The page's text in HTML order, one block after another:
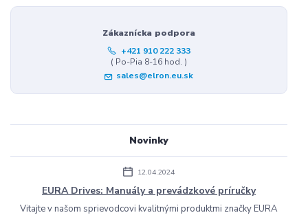
Zákaznícka podpora
+421 910 222 333
( Po-Pia 8-16 hod. )
sales@elron.eu.sk
Novinky
12.04.2024
EURA Drives: Manuály a prevádzkové príručky
Vitajte v našom sprievodcovi kvalitnými produktmi značky EURA